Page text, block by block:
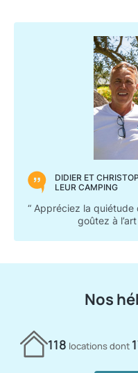
DIDIER ET
LEUR CAMPING
“ Appréciez la
goûtez à
Nos
118 locations dont